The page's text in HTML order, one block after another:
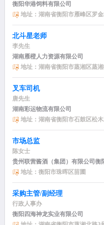
衡阳华港饲料有限公司
地址：湖南省衡阳市雁峰区罗
北斗星老师
李先生
湖南雁橙人力资源有限公司
地址：湖南省衡阳市蒸湘区蒸湘街道祝融
叉车司机
唐先生
湖南彩运物流有限公司
地址：湖南省衡阳市石鼓区松
市场总监
陈女士
贵州联营酱酒（集团）有限公司衡
地址：衡阳市珠晖区苗圃
采购主管/副经理
行政人事办
衡阳四海神龙实业有限公司